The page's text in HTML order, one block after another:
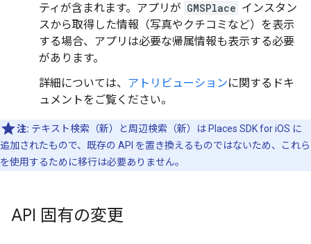
ティが含まれます。アプリが GMSPlace インスタン
スから取得した情報（写真やクチコミなど）を表示
する場合、アプリは必要な帰属情報も表示する必要
があります。
詳細については、 アトリビューションに関するドキ
ュメントをご覧ください。
注: テキスト検索（新）と周辺検索（新）は Places SDK for iOS に
追加されたもので、既存の API を置き換えるものではないため、これら
を使用するために移行は必要ありません。
API 固有の変更